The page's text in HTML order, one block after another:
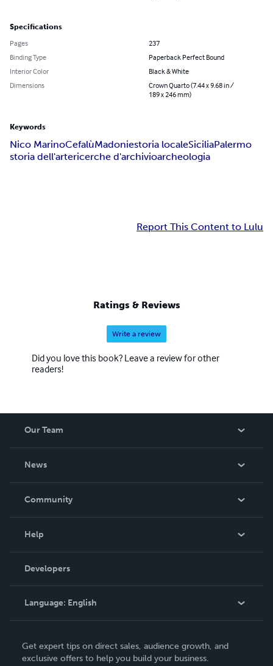
Specifications
Pages
237
Binding Type
Paperback Perfect Bound
Interior Color
Black & White
Dimensions
Crown Quarto (7.44 x 9.68 in /
189 x 246 mm)
Keywords
Nico MarinoCefalùMadoniestoria localeSiciliaPalermo
storia dell'artericerche d'archivioarcheologia
Report This Content to Lulu
Ratings & Reviews
Write a review
Did you love this book? Leave a review for other
readers!
Our Team
News
In The News
Community
Podcast
Help
Order Lookup
Knowledge Base
Contact Support
Developers
Language: English
Deutsch
Get expert tips on direct sales, audience growth, and
exclusive offers to help you build your business.